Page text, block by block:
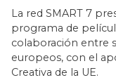
La red SMART 7
programa de
colaboración entre
europeos, con el
Creativa de la UE.